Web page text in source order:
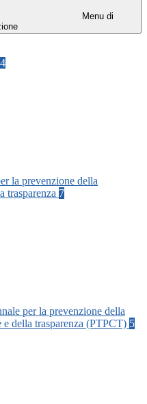
Menu di
la prevenzione della
trasparenza 7
per la prevenzione della
e della trasparenza (PTPCT) 5